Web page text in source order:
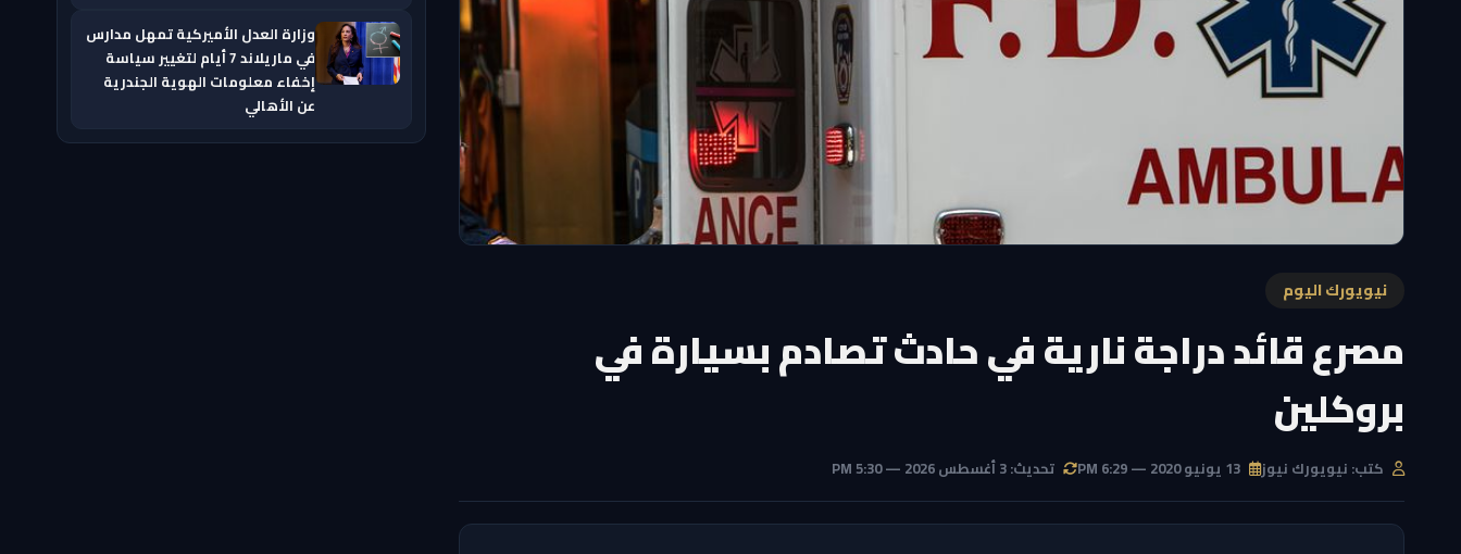
نيويورك اليوم
مصرع قائد دراجة نارية في حادث تصادم بسيارة في
بروكلين
كتب: نيويورك نيوز تحديث: 3 أغسطس 2026 — 5:30 PM
وزارة العدل الأميركية تمهل مدارس
في ماريلاند 7 أيام لتغيير سياسة
إخفاء معلومات الهوية الجندرية
عن الأهالي